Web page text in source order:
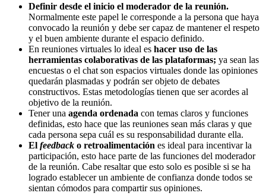
Definir desde el inicio el moderador de la reunión.
Normalmente este papel le corresponde a la persona que haya
convocado la reunión y debe ser capaz de mantener el respeto
y el buen ambiente durante el espacio definido.
En reuniones virtuales lo ideal es hacer uso de las
herramientas colaborativas de las plataformas; ya sean las
encuestas o el chat son espacios virtuales donde las opiniones
quedarán plasmadas y podrán ser objeto de debates
constructivos. Estas metodologías tienen que ser acordes al
objetivo de la reunión.
Tener una agenda ordenada con temas claros y funciones
definidas, esto hace que las reuniones sean más claras y que
cada persona sepa cuál es su responsabilidad durante ella.
El feedback o retroalimentación es ideal para incentivar la
participación, esto hace parte de las funciones del moderador
de la reunión. Cabe resaltar que esto solo es posible si se ha
logrado establecer un ambiente de confianza donde todos se
sientan cómodos para compartir sus opiniones.